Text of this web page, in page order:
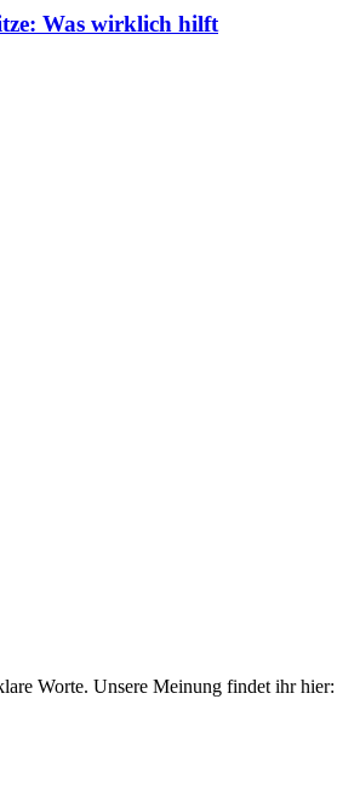
Was wirklich hilft
Worte. Unsere Meinung findet ihr hier: